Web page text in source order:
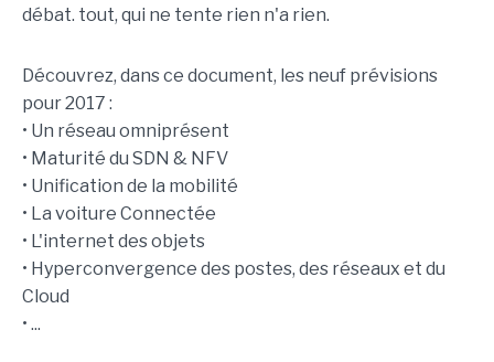
débat. tout, qui ne tente rien n'a rien.
Découvrez, dans ce document, les neuf prévisions
pour 2017 :
• Un réseau omniprésent
• Maturité du SDN & NFV
• Unification de la mobilité
• La voiture Connectée
• L'internet des objets
• Hyperconvergence des postes, des réseaux et du
Cloud
• ...